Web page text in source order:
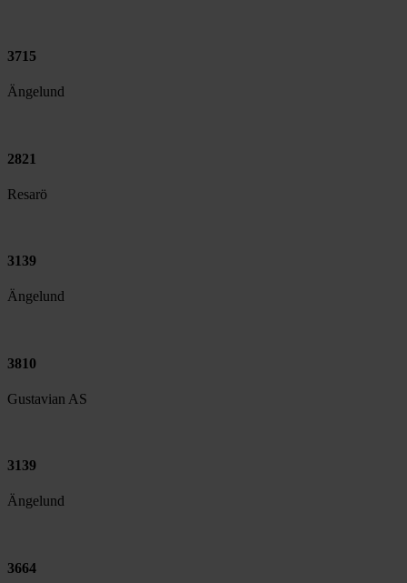
3715
Ängelund
2821
Resarö
3139
Ängelund
3810
Gustavian AS
3139
Ängelund
3664